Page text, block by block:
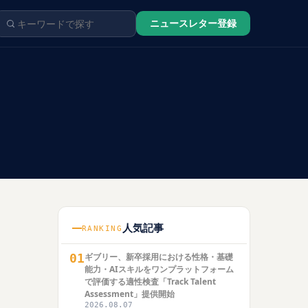
ニュースレター登録
RANKING 人気記事
01ギブリー、新卒採用における性格・基礎
能力・AIスキルをワンプラットフォーム
で評価する適性検査「Track Talent
Assessment」提供開始
2026.08.07